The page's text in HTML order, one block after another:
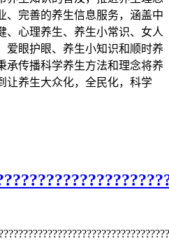
、完善的养生信息服务，涵盖中
、心理养生、养生小常识、女人
爱眼护眼、养生小知识和顺时养
承传播科学养生方法和理念将养
让养生大众化，全民化，科学